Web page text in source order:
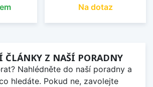
Na dotaz
ČLÁNKY Z NAŠÍ PORADNY
Nahlédněte do naší poradny a
hledáte. Pokud ne, zavolejte